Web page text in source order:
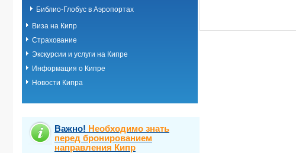
Библио-Глобус в Аэропортах
Виза на Кипр
Страхование
Экскурсии и услуги на Кипре
Информация о Кипре
Новости Кипра
Важно! Необходимо знать
перед бронированием
направления Кипр